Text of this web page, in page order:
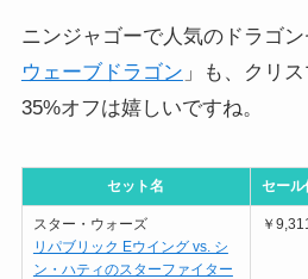
ニンジャゴーで人気のドラゴン
ウェーブドラゴン 」も、クリ
35%オフは嬉しいですね。
セット名 セール
スター・ウォーズ
リパブリック Eウイング vs. シ
ン・ハティのスターファイター
￥